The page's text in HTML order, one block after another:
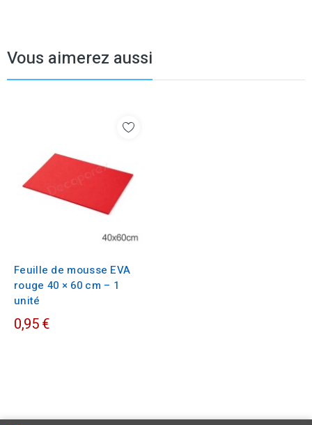
Vous aimerez aussi
Feuille de mousse EVA
rouge 40 × 60 cm – 1
unité
0,95 €